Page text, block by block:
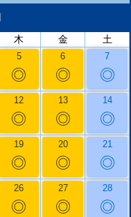
木 金 土
5
◎
6
◎
7
◎
12
◎
13
◎
14
◎
19
◎
20
◎
21
◎
26
◎
27
◎
28
◎